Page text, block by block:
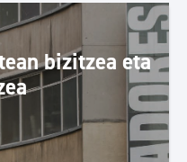
bizitzea eta